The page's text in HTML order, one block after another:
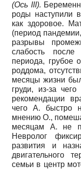
(Ось III).
роды наступили
как здоровое.
(период
разрывы
слабость
периода, грубое
роддома,
месяцы жизни
груди, из-за
рекомендации
чего А. быстро
мнению О.,
месяцам А. не
Невролог
развития и
двигательного
семьи в центр